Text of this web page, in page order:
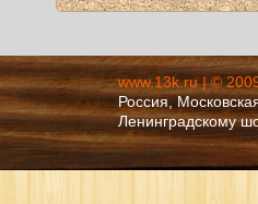
www.13k.ru | ©
Россия,
Ленинградскому